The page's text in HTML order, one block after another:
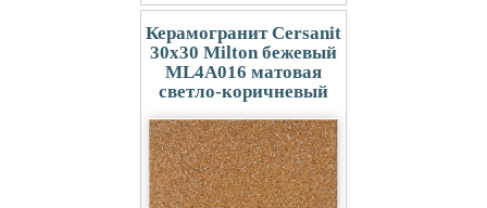
Керамогранит Cersanit
30x30 Milton бежевый
ML4A016 матовая
светло-коричневый